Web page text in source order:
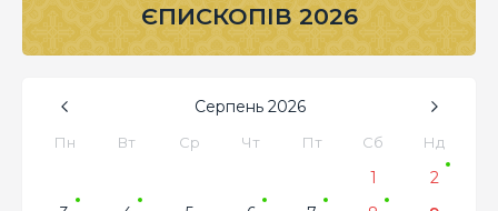
ЄПИСКОПІВ 2026
Серпень 2026
Пн Вт Ср Чт Пт Сб Нд
1
2